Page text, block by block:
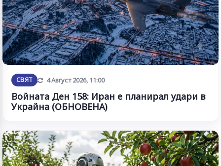
СВЯТ Обновена
4 Август 2026, 11:00
Войната Ден 158: Иран е планирал удари в
Украйна (ОБНОВЕНА)